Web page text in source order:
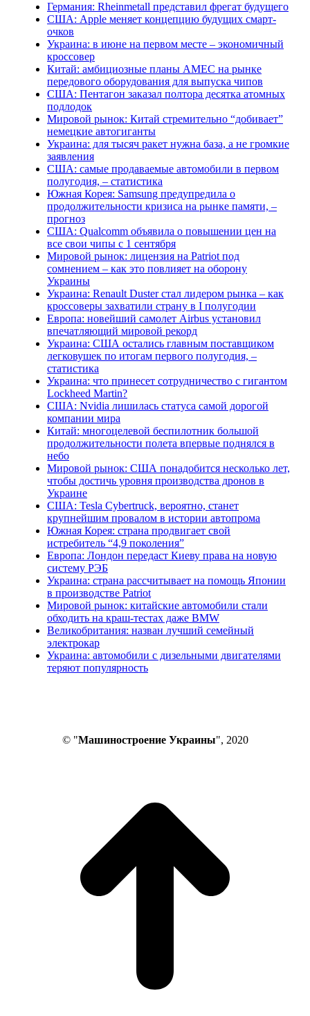
Германия: Rheinmetall представил фрегат будущего
США: Apple меняет концепцию будущих смарт-
очков
Украина: в июне на первом месте – экономичный
кроссовер
Китай: амбициозные планы AMEC на рынке
передового оборудования для выпуска чипов
США: Пентагон заказал полтора десятка атомных
подлодок
Мировой рынок: Китай стремительно “добивает”
немецкие автогиганты
Украина: для тысяч ракет нужна база, а не громкие
заявления
США: самые продаваемые автомобили в первом
полугодия, – статистика
Южная Корея: Samsung предупредила о
продолжительности кризиса на рынке памяти, –
прогноз
США: Qualcomm объявила о повышении цен на
все свои чипы с 1 сентября
Мировой рынок: лицензия на Patriot под
сомнением – как это повлияет на оборону
Украины
Украина: Renault Duster стал лидером рынка – как
кроссоверы захватили страну в I полугодии
Европа: новейший самолет Airbus установил
впечатляющий мировой рекорд
Украина: США остались главным поставщиком
легковушек по итогам первого полугодия, –
статистика
Украина: что принесет сотрудничество с гигантом
Lockheed Martin?
США: Nvidia лишилась статуса самой дорогой
компании мира
Китай: многоцелевой беспилотник большой
продолжительности полета впервые поднялся в
небо
Мировой рынок: США понадобится несколько лет,
чтобы достичь уровня производства дронов в
Украине
США: Tesla Cybertruck, вероятно, станет
крупнейшим провалом в истории автопрома
Южная Корея: страна продвигает свой
истребитель “4,9 поколения”
Европа: Лондон передаст Киеву права на новую
систему РЭБ
Украина: страна рассчитывает на помощь Японии
в производстве Patriot
Мировой рынок: китайские автомобили стали
обходить на краш-тестах даже BMW
Великобритания: назван лучший семейный
электрокар
Украина: автомобили с дизельными двигателями
теряют популярность
© "Машиностроение Украины", 2020